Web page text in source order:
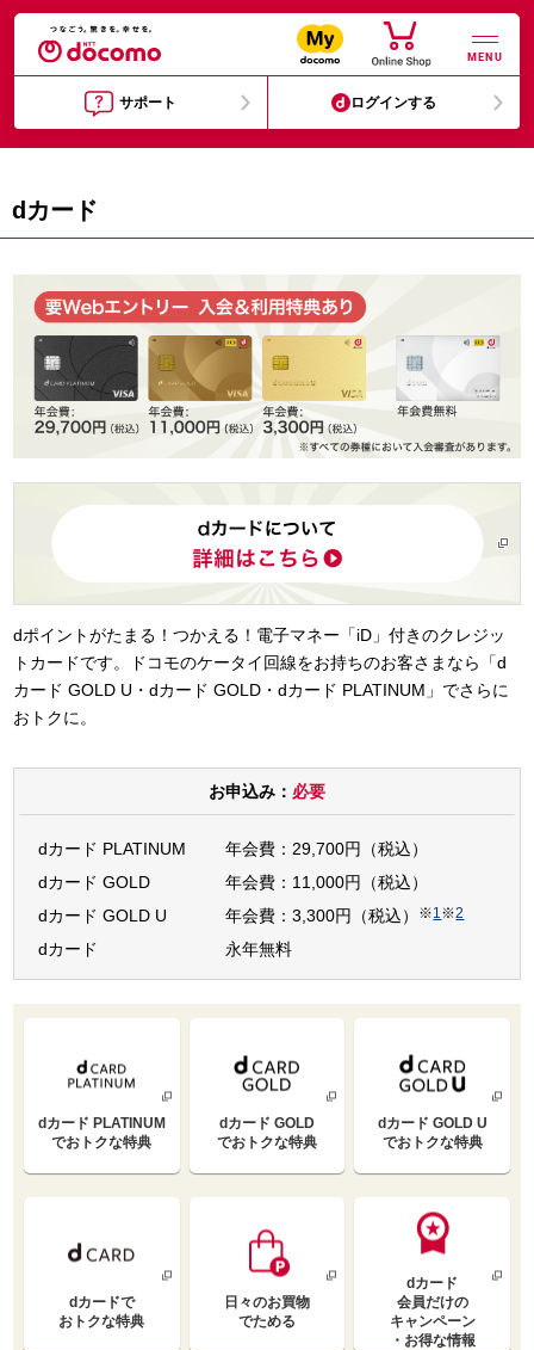
MENU
サポート ログインする
dカード
dポイントがたまる！つかえる！電子マネー「iD」付きのクレジッ
トカードです。ドコモのケータイ回線をお持ちのお客さまなら「d
カード GOLD U・dカード GOLD・dカード PLATINUM」でさらに
おトクに。
お申込み： 必要
dカード PLATINUM
年会費：29,700円（税込）
dカード GOLD
年会費：11,000円（税込）
dカード GOLD U
年会費：3,300円（税込） ※1※2
dカード 永年無料
dカード PLATINUM
でおトクな特典
dカード GOLD
でおトクな特典
dカード GOLD U
でおトクな特典
dカードで
おトクな特典
日々のお買物
でためる
dカード
会員だけの
キャンペーン
・お得な情報